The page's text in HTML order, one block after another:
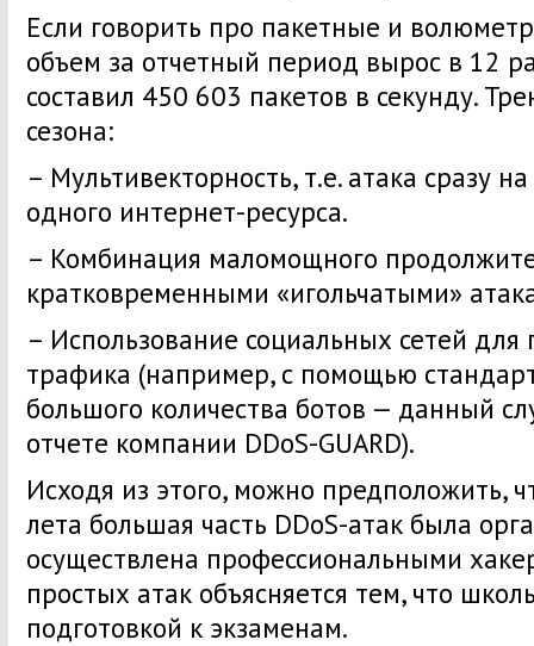
Если говорить про пакетные и
объем за отчетный период вырос в 12
составил 450 603 пакетов в секунду.
сезона:
– Мультивекторность, т.е. атака сразу
одного интернет-ресурса.
– Комбинация маломощного
кратковременными «игольчатыми»
– Использование социальных сетей для
трафика (например, с помощью
большого количества ботов — данный
отчете компании DDoS-GUARD).
Исходя из этого, можно предположить,
лета большая часть DDoS-атак была
осуществлена профессиональными
простых атак объясняется тем, что
подготовкой к экзаменам.